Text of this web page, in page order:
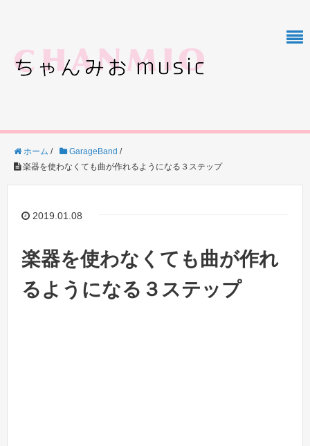
ホーム / GarageBand /
楽器を使わなくても曲が作れるようになる３ステップ
2019.01.08
楽器を使わなくても曲が作れ
るようになる３ステップ